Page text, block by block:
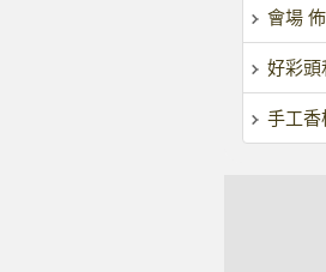
會場
好彩頭
手工香